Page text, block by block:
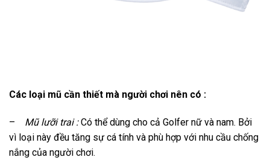
Các loại mũ cần thiết mà người chơi nên có :
– Mũ lưỡi trai :Có thể dùng cho cả Golfer nữ và nam. Bởi
vì loại này đều tăng sự cá tính và phù hợp với nhu cầu chống
nắng của người chơi.